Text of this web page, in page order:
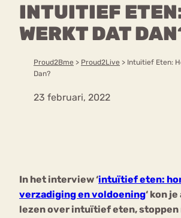
INTUITIEF
WERKT DAT
Proud2Bme > Proud2Live > Intuitief Eten:
Dan?
23 februari, 2022
In het interview ‘intuïtief eten:
verzadiging en voldoening‘ kon
lezen over intuïtief eten, stoppen
Content
Over ons
Forum
Over proud2bme
Contact
Vacatures
Privacyverklaring
mia
Nerv
osa
Eetstoornis